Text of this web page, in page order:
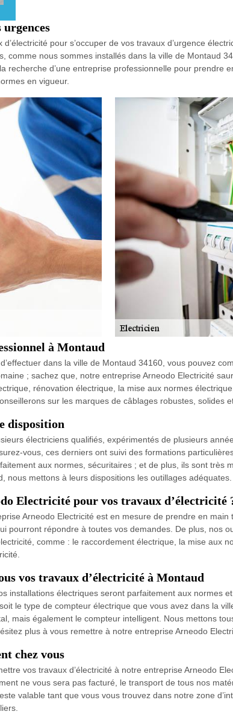
pour s’occuper de vos travaux d’urgence
comme nous sommes installés dans la ville de Montaud
d’une entreprise professionnelle pour prendre
en vigueur.
à Montaud
dans la ville de Montaud 34160, vous pouvez
; sachez que, notre entreprise Arneodo Electricité
rénovation électrique, la mise aux normes
sur les marques de câblages robustes, solides
disposition
électriciens qualifiés, expérimentés de plusieurs
vous, ces derniers ont suivi des formations
aux normes, sécuritaires ; et de plus, ils sont très
nous mettons à leurs dispositions les outillages adéquates.
Electricité pour vos travaux d’électricité
Arneodo Electricité est en mesure de prendre en
pourront répondre à toutes vos demandes. De plus, nos
comme : le raccordement électrique, la mise aux
vos travaux d’électricité à Montaud
installations électriques seront parfaitement aux normes
le type de compteur électrique que vous avez dans la
mais également le compteur intelligent. Nous mettons
plus à vous remettre à notre entreprise Arneodo
chez vous
vos travaux d’électricité à notre entreprise Arneodo
ne vous sera pas facturé, le transport de tous nos
valable tant que vous vous trouvez dans notre zone